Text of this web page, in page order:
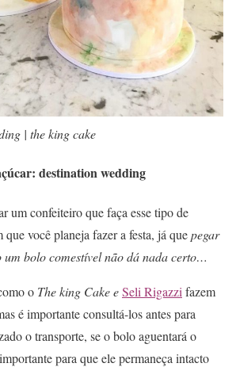
| the king cake
destination wedding
um confeiteiro que faça esse tipo de
que você planeja fazer a festa, já quepegar
bolo comestível não dá nada certo…
o The king Cake eSeli Rigazzi fazem
é importante consultá-los antes para
o transporte, se o bolo aguentará o
para que ele permaneça intacto